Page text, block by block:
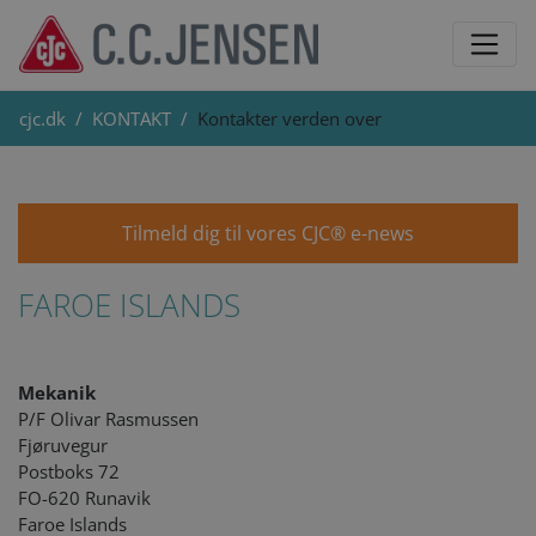
cjc.dk KONTAKT Kontakter verden over
Tilmeld dig til vores CJC® e-news
FAROE ISLANDS
Mekanik
P/F Olivar Rasmussen
Fjøruvegur
Postboks 72
FO-620 Runavik
Faroe Islands